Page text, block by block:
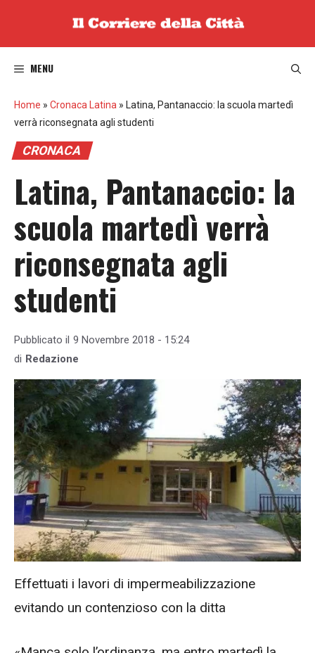
MENU
Home » Cronaca Latina » Latina, Pantanaccio: la scuola martedì
verrà riconsegnata agli studenti
CRONACA
Latina, Pantanaccio: la
scuola martedì verrà
riconsegnata agli
studenti
Pubblicato il 9 Novembre 2018 - 15:24
di Redazione
Effettuati i lavori di impermeabilizzazione
evitando un contenzioso con la ditta